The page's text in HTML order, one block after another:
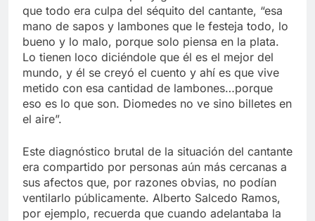
que todo era culpa del séquito del cantante, “esa
mano de sapos y lambones que le festeja todo, lo
bueno y lo malo, porque solo piensa en la plata.
Lo tienen loco diciéndole que él es el mejor del
mundo, y él se creyó el cuento y ahí es que vive
metido con esa cantidad de lambones…porque
eso es lo que son. Diomedes no ve sino billetes en
el aire”.
Este diagnóstico brutal de la situación del cantante
era compartido por personas aún más cercanas a
sus afectos que, por razones obvias, no podían
ventilarlo públicamente. Alberto Salcedo Ramos,
por ejemplo, recuerda que cuando adelantaba la